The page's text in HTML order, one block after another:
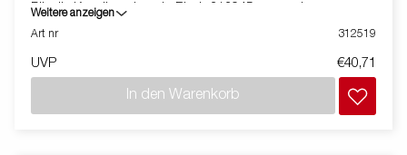
Für die Kugelkupplung in Blech 313945 verwenden.
Weitere anzeigen
Art nr
312519
UVP €40,71
In den Warenkorb